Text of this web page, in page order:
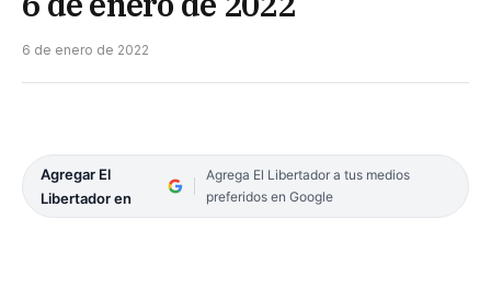
6 de enero de 2022
Agregar El
Libertador en
Agrega El Libertador a tus medios
preferidos en Google